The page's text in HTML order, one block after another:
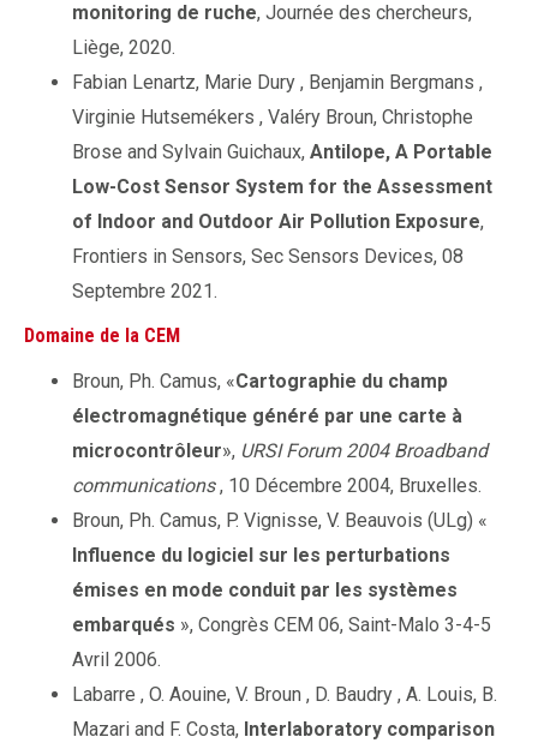
monitoring de ruche, Journée des chercheurs,
Liège, 2020.
Fabian Lenartz, Marie Dury , Benjamin Bergmans ,
Virginie Hutsemékers , Valéry Broun, Christophe
Brose and Sylvain Guichaux, Antilope, A Portable
Low-Cost Sensor System for the Assessment
of Indoor and Outdoor Air Pollution Exposure,
Frontiers in Sensors, Sec Sensors Devices, 08
Septembre 2021.
Domaine de la CEM
Broun, Ph. Camus, «Cartographie du champ
électromagnétique généré par une carte à
microcontrôleur», URSI Forum 2004 Broadband
communications, 10 Décembre 2004, Bruxelles.
Broun, Ph. Camus, P. Vignisse, V. Beauvois (ULg) «
Influence du logiciel sur les perturbations
émises en mode conduit par les systèmes
embarqués », Congrès CEM 06, Saint-Malo 3-4-5
Avril 2006.
Labarre , O. Aouine, V. Broun , D. Baudry , A. Louis, B.
Mazari and F. Costa, Interlaboratory comparison